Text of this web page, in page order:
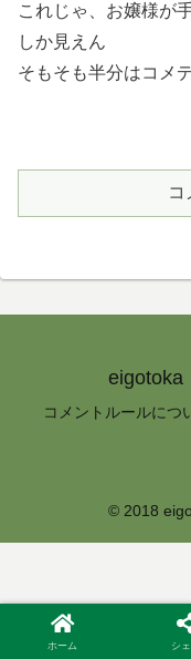
これじゃ、お嬢様が
しか見えん
そもそも半分はコメ
コ
コメントルールにつ
© 2018
ホーム シ